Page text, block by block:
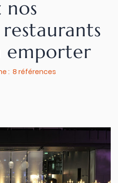
nos
emporter
: 8 références